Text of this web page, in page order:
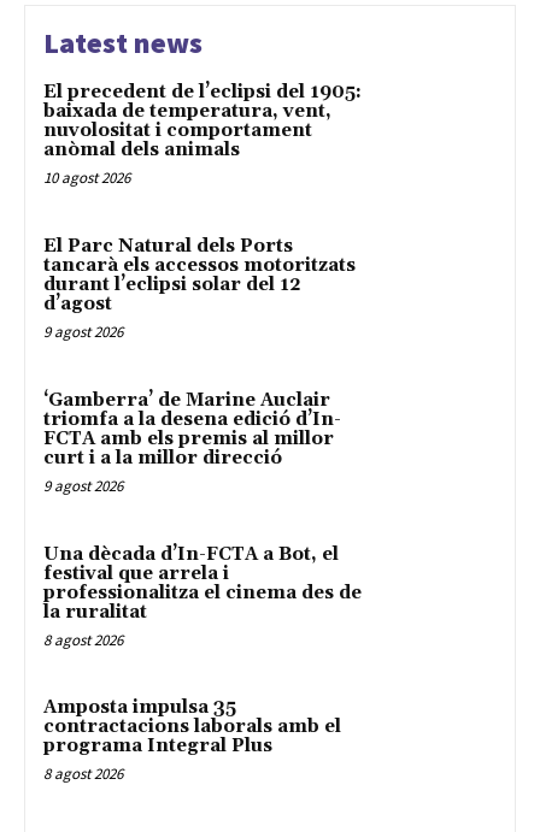
Latest news
El precedent de l’eclipsi del 1905:
baixada de temperatura, vent,
nuvolositat i comportament
anòmal dels animals
10 agost 2026
El Parc Natural dels Ports
tancarà els accessos motoritzats
durant l’eclipsi solar del 12
d’agost
9 agost 2026
‘Gamberra’ de Marine Auclair
triomfa a la desena edició d’In-
FCTA amb els premis al millor
curt i a la millor direcció
9 agost 2026
Una dècada d’In-FCTA a Bot, el
festival que arrela i
professionalitza el cinema des de
la ruralitat
8 agost 2026
Amposta impulsa 35
contractacions laborals amb el
programa Integral Plus
8 agost 2026